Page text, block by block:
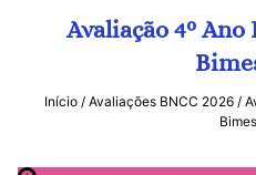
Avaliação 4º
Início/ Avaliações BNCC 2026/